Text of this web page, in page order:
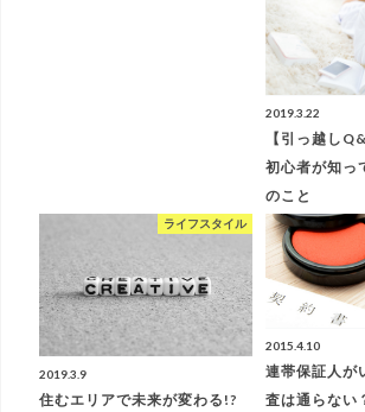
2019.3.22
【引っ越し
初心者が知っ
のこと
ライフスタイル
2019.3.9
住むエリアで未来が変わる!?
2015.4.10
連帯保証人が
査は通らない